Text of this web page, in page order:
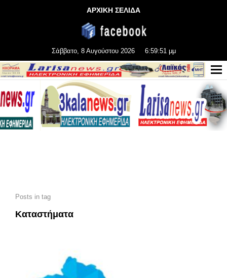
ΑΡΧΙΚΗ ΣΕΛΙΔΑ
Σάββατο, 8 Αυγούστου 2026 6:59:52 μμ
Posts in tag
Καταστήματα